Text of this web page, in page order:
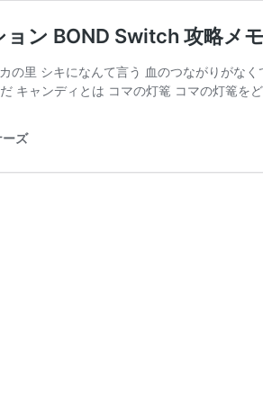
ョン BOND Switch 攻略メ
の里 シキになんて言う 血のつながりがな
キャンディとは コマの灯篭 コマの灯篭を
ズ